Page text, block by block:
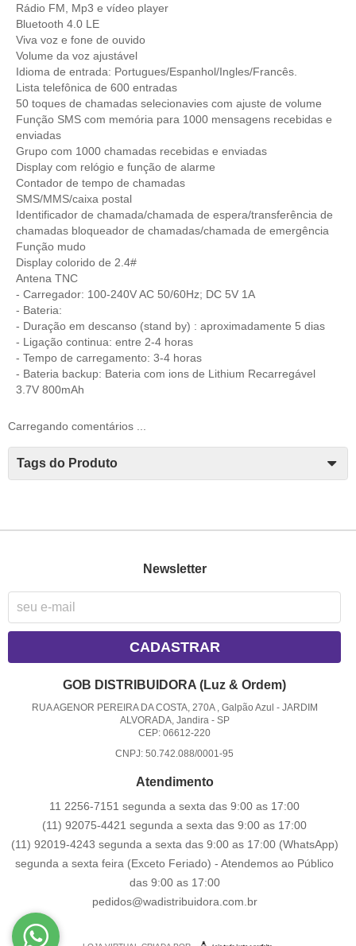
Rádio FM, Mp3 e vídeo player
Bluetooth 4.0 LE
Viva voz e fone de ouvido
Volume da voz ajustável
Idioma de entrada: Portugues/Espanhol/Ingles/Francês.
Lista telefônica de 600 entradas
50 toques de chamadas selecionavies com ajuste de volume
Função SMS com memória para 1000 mensagens recebidas e
enviadas
Grupo com 1000 chamadas recebidas e enviadas
Display com relógio e função de alarme
Contador de tempo de chamadas
SMS/MMS/caixa postal
Identificador de chamada/chamada de espera/transferência de
chamadas bloqueador de chamadas/chamada de emergência
Função mudo
Display colorido de 2.4#
Antena TNC
- Carregador: 100-240V AC 50/60Hz; DC 5V 1A
- Bateria:
- Duração em descanso (stand by) : aproximadamente 5 dias
- Ligação continua: entre 2-4 horas
- Tempo de carregamento: 3-4 horas
- Bateria backup: Bateria com ions de Lithium Recarregável
3.7V 800mAh
Carregando comentários ...
Tags do Produto
Newsletter
CADASTRAR
GOB DISTRIBUIDORA (Luz & Ordem)
RUA AGENOR PEREIRA DA COSTA, 270A , Galpão Azul - JARDIM
ALVORADA, Jandira- SP
CEP: 06612-220
CNPJ: 50.742.088/0001-95
Atendimento
11 2256-7151 segunda a sexta das 9:00 as 17:00
(11) 92075-4421 segunda a sexta das 9:00 as 17:00
(11) 92019-4243 segunda a sexta das 9:00 as 17:00 (WhatsApp)
segunda a sexta feira (Exceto Feriado) - Atendemos ao Público
das 9:00 as 17:00
pedidos@wadistribuidora.com.br